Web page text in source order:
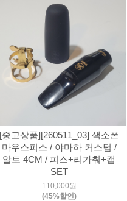
[중고상품][260511_03] 색소폰
마우스피스 / 야마하 커스텀 /
알토 4CM / 피스+리가춰+캡
SET
110,000원
(45%할인)